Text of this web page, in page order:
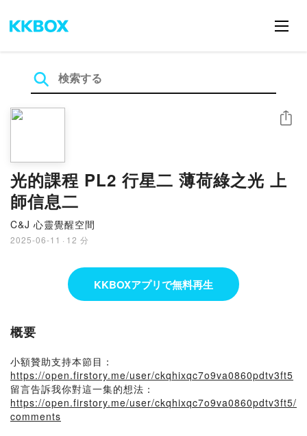
光的課程 PL2 行星二 薄荷綠之光 上
師信息二
C&J 心靈覺醒空間
2025-06-11 · 12 分
シェア
KKBOXアプリで無料再生
概要
小額贊助支持本節目：
https://open.firstory.me/user/ckqhixqc7o9va0860pdtv3ft5
留言告訴我你對這一集的想法：
https://open.firstory.me/user/ckqhixqc7o9va0860pdtv3ft5/
comments